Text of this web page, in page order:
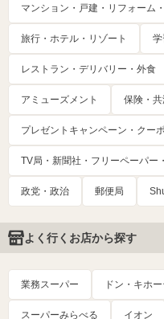
マンション・戸建・リフォーム
旅行・ホテル・リゾート
レストラン・デリバリー・外食
アミューズメント 保険・
プレゼントキャンペーン・クー
TV局・新聞社・フリーペーパー
政党・政治 郵便局
よく行くお店から探す
業務スーパー ドン・キホー
スーパーみらべる イオン